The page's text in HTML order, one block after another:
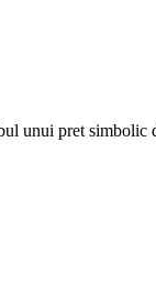
unui pret